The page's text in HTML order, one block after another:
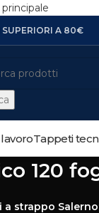
SUPERIORI A 80€
Tappeti
120
strappo